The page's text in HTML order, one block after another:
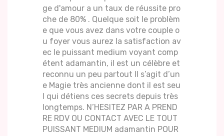
ge d'amour a un taux de réussite pro
che de 80% . Quelque soit le problèm
e que vous avez dans votre couple o
u foyer vous aurez la satisfaction av
ec le puissant medium voyant comp
étent adamantin, il est un célèbre et
reconnu un peu partout Il s’agit d’un
e Magie très ancienne dont il est seu
l qui détiens ces secrets depuis très
longtemps. N’HESITEZ PAR A PREND
RE RDV OU CONTACT AVEC LE TOUT
PUISSANT MEDIUM adamantin POUR